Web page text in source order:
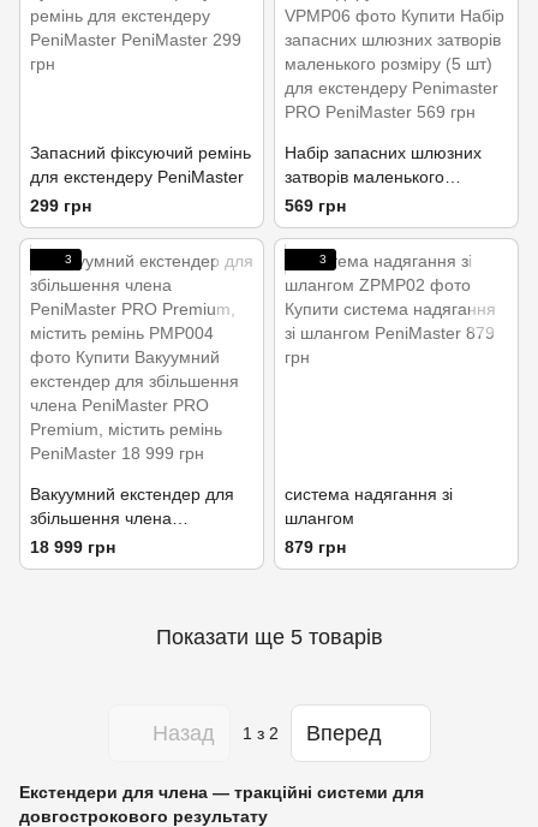
Запасний фіксуючий ремінь
для екстендеру PeniMaster
299 грн
Набір запасних шлюзних
затворів маленького
розміру (5 шт) для
екстендеру Penimaster PRO
569 грн
3
Вакуумний екстендер для
збільшення члена
PeniMaster PRO Premium,
містить ремінь
18 999 грн
3
система надягання зі
шлангом
879 грн
Показати ще 5 товарів
Назад 1 з 2 Вперед
Екстендери для члена — тракційні системи для
довгострокового результату